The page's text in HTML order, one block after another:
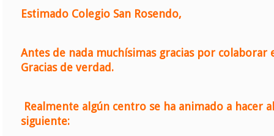
Estimado Colegio San Rosendo,
Antes de nada muchísimas gracias por
Gracias de verdad.
Realmente algún centro se ha animado a hacer
siguiente: